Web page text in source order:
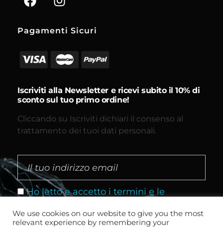
Pagamenti Sicuri
Iscriviti alla Newsletter e ricevi subito il 10% di
sconto sul tuo primo ordine!
Cliccando su Iscriviti dichiari il consenso al
trattamento dei tuoi dati personali.
Ho letto e accetto i termini e le
We use cookies on our website to give you the most
relevant experience by remembering your